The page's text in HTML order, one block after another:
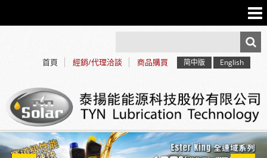
首頁 經銷/代理洽談 商品購買 简中版 English